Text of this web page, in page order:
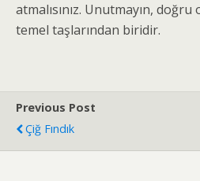
atmalısınız. Unutmayın, doğru
temel taşlarından biridir.
Previous Post
Çiğ Fındık